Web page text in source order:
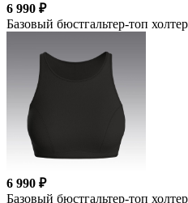
6 990 ₽
Базовый бюстгальтер-топ
6 990 ₽
Базовый бюстгальтер-топ